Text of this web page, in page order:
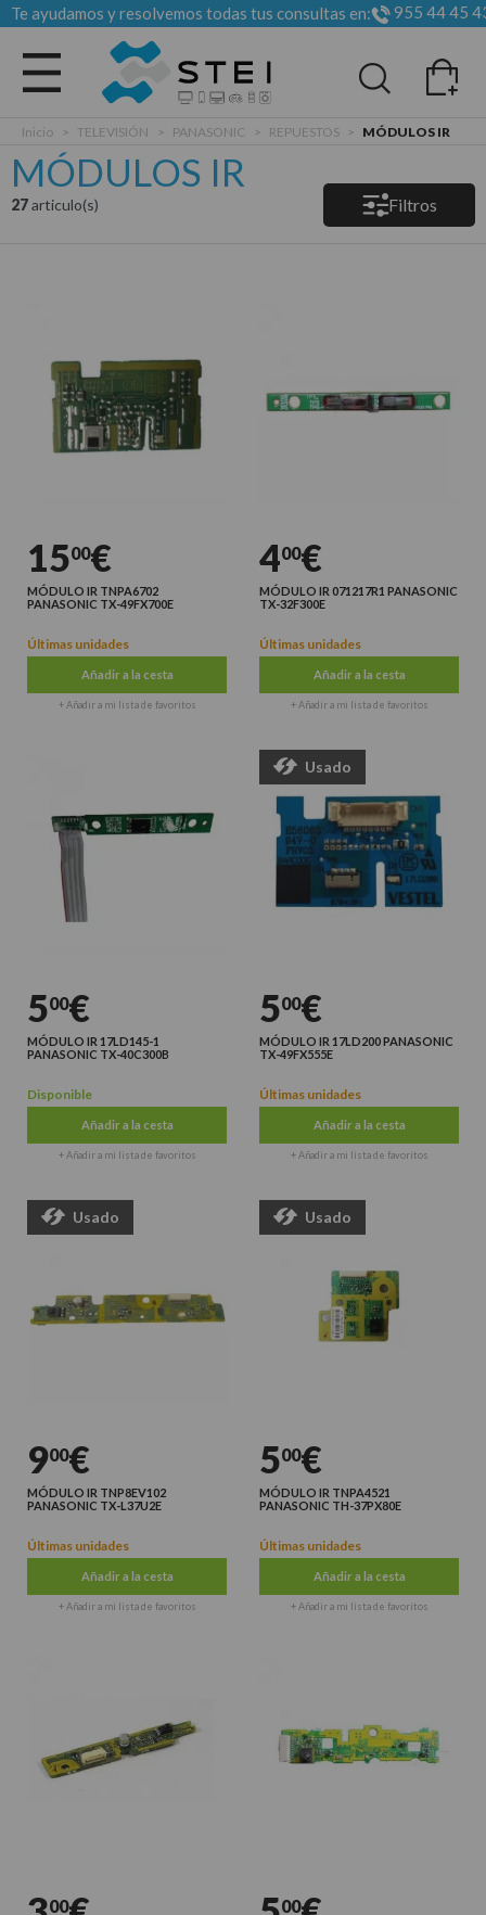
Te ayudamos y resolvemos todas tus consultas en: 955 44 45
Todas las categorias
Inicio > TELEVISIÓN > PANASONIC > REPUESTOS > MÓDULOS IR
MÓDULOS IR
27articulo(s) Filtros
1500€
MÓDULO IR TNPA6702
PANASONIC TX-49FX700E
Últimas unidades
Añadir a la cesta
+ Añadir a mi lista de favoritos
400€
MÓDULO IR 071217R1 PANASONIC
TX-32F300E
Últimas unidades
Añadir a la cesta
+ Añadir a mi lista de favoritos
500€
MÓDULO IR 17LD145-1
PANASONIC TX-40C300B
Disponible
Añadir a la cesta
+ Añadir a mi lista de favoritos
Usado
500€
MÓDULO IR 17LD200 PANASONIC
TX-49FX555E
Últimas unidades
Añadir a la cesta
+ Añadir a mi lista de favoritos
Usado
900€
MÓDULO IR TNP8EV102
PANASONIC TX-L37U2E
Últimas unidades
Añadir a la cesta
+ Añadir a mi lista de favoritos
Usado
500€
MÓDULO IR TNPA4521
PANASONIC TH-37PX80E
Últimas unidades
Añadir a la cesta
+ Añadir a mi lista de favoritos
00 00